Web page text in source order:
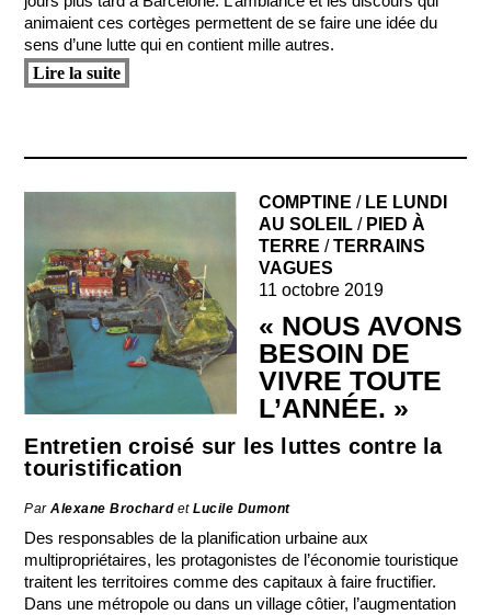
animaient ces cortèges permettent de se faire une idée du
sens d’une lutte qui en contient mille autres.
Lire la suite
COMPTINE / LE LUNDI
AU SOLEIL / PIED À
TERRE /TERRAINS
VAGUES
11 octobre 2019
« NOUS AVONS
BESOIN DE
VIVRE TOUTE
L’ANNÉE. »
Entretien croisé sur les luttes contre la
touristification
ParAlexane BrochardetLucile Dumont
Des responsables de la planification urbaine aux
multipropriétaires, les protagonistes de l’économie touristique
traitent les territoires comme des capitaux à faire fructifier.
Dans une métropole ou dans un village côtier, l’augmentation